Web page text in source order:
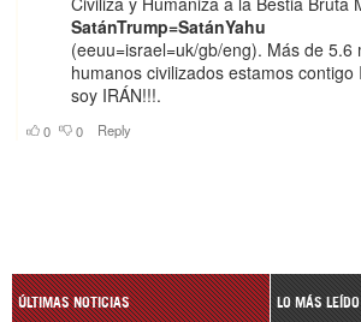
ÚLTIMAS NOTICIAS LO MÁS LEÍDO